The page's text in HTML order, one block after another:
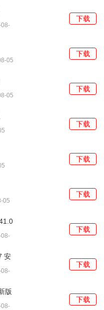
赁。
帮助用户从当前位置快速
达。
确保在出发前了解车位是
进行评价，分享使用体
车位，方便您快速选择。
，进入车位出租页面，填
办?
及时联系平台客服进行处
行预约。
08-
下载
05
下载
05
下载
下载
下载
05
下载
08-
下载
安
08-
下载
版
08-
下载